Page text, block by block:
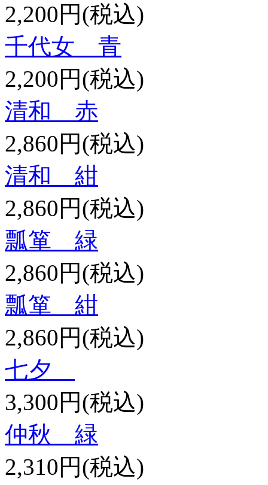
2,200円(税込)
千代女 青
2,200円(税込)
清和 赤
2,860円(税込)
清和 紺
2,860円(税込)
瓢箪 緑
2,860円(税込)
瓢箪 紺
2,860円(税込)
七夕
3,300円(税込)
仲秋 緑
2,310円(税込)